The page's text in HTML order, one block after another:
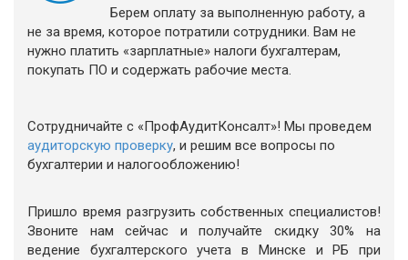
Берем оплату за выполненную работу, а
не за время, которое потратили сотрудники. Вам не
нужно платить «зарплатные» налоги бухгалтерам,
покупать ПО и содержать рабочие места.
Сотрудничайте с «ПрофАудитКонсалт»! Мы проведем
аудиторскую проверку, и решим все вопросы по
бухгалтерии и налогообложению!
Пришло время разгрузить собственных специалистов!
Звоните нам сейчас и получайте скидку 30% на
ведение бухгалтерского учета в Минске и РБ при